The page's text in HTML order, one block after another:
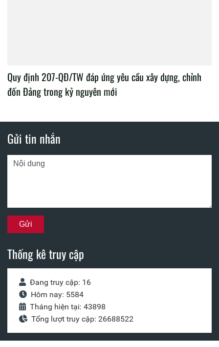
Quy định 207-QĐ/TW đáp ứng yêu cầu xây dựng, chỉnh
đốn Đảng trong kỷ nguyên mới
Gửi tin nhắn
Thống kê truy cập
Đang truy cập: 16
Hôm nay: 5584
Tháng hiện tại: 43898
Tổng lượt truy cập: 26688522